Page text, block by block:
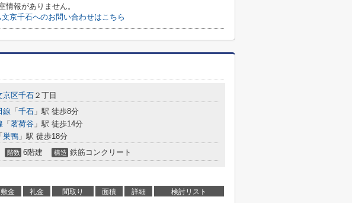
情報がありません。
京千石へのお問い合わせはこちら
京区千石 ２丁目
線 「 千石 」駅 徒歩8分
「 茗荷谷 」駅 徒歩14分
「 巣鴨 」駅 徒歩18分
階数 6階建 構造 鉄筋コンクリート
敷金 礼金 間取り 面積 詳細 検討リスト